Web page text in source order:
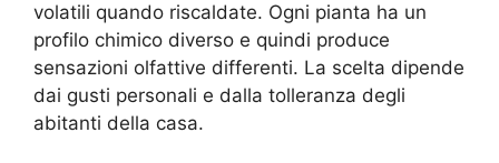
volatili quando riscaldate. Ogni pianta ha un
profilo chimico diverso e quindi produce
sensazioni olfattive differenti. La scelta dipende
dai gusti personali e dalla tolleranza degli
abitanti della casa.